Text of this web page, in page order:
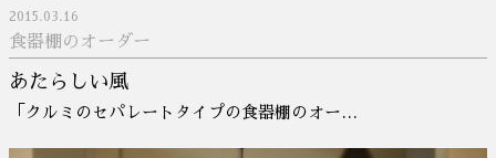
2015.03.16
食器棚のオーダー
あたらしい風
「クルミのセパレートタイプの食器棚のオー…